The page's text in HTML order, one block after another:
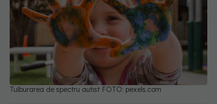
Tulburarea de spectru autist FOTO: pexels.com